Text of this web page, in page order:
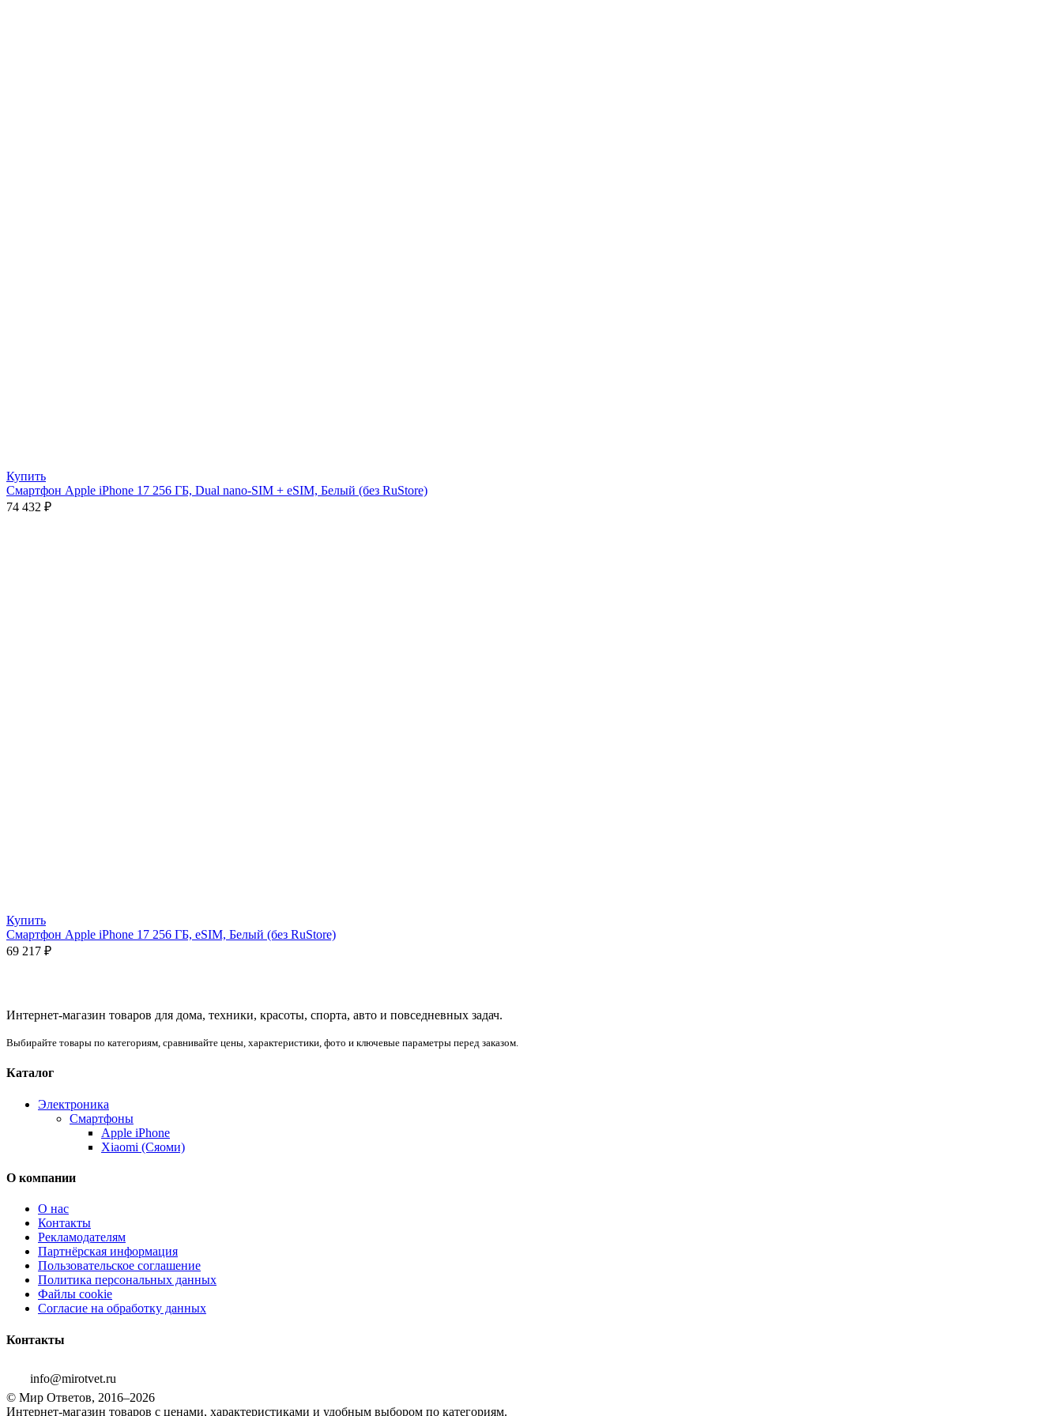
Купить
Смартфон Apple iPhone 17 256 ГБ, Dual nano-SIM + eSIM, Белый (без RuStore)
74 432 ₽
Купить
Смартфон Apple iPhone 17 256 ГБ, eSIM, Белый (без RuStore)
69 217 ₽
Интернет-магазин товаров для дома, техники, красоты, спорта, авто и повседневных задач.
Выбирайте товары по категориям, сравнивайте цены, характеристики, фото и ключевые параметры перед заказом.
Каталог
Электроника
Смартфоны
Apple iPhone
Xiaomi (Сяоми)
О компании
О нас
Контакты
Рекламодателям
Партнёрская информация
Пользовательское соглашение
Политика персональных данных
Файлы cookie
Согласие на обработку данных
Контакты
info@mirotvet.ru
© Мир Ответов, 2016–2026
Интернет-магазин товаров с ценами, характеристиками и удобным выбором по категориям.